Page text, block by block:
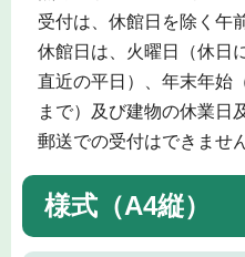
受付は、休館日を除く午
休館日は、火曜日（休日
直近の平日）、年末年始
まで）及び建物の休業日
郵送での受付はできません
様式（A4縦）